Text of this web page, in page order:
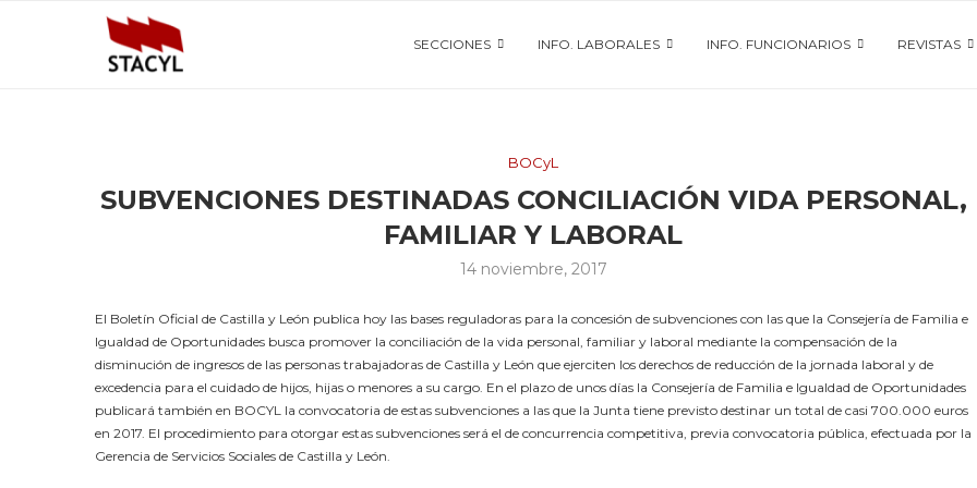
SECCIONES INFO. LABORALES INFO. FUNCIONARIOS REVISTAS
BOCyL
SUBVENCIONES DESTINADAS CONCILIACIÓN VIDA PERSONAL,
FAMILIAR Y LABORAL
14 noviembre, 2017
El Boletín Oficial de Castilla y León publica hoy las bases reguladoras para la concesión de subvenciones con las que la Consejería de Familia e
Igualdad de Oportunidades busca promover la conciliación de la vida personal, familiar y laboral mediante la compensación de la
disminución de ingresos de las personas trabajadoras de Castilla y León que ejerciten los derechos de reducción de la jornada laboral y de
excedencia para el cuidado de hijos, hijas o menores a su cargo. En el plazo de unos días la Consejería de Familia e Igualdad de Oportunidades
publicará también en BOCYL la convocatoria de estas subvenciones a las que la Junta tiene previsto destinar un total de casi 700.000 euros
en 2017. El procedimiento para otorgar estas subvenciones será el de concurrencia competitiva, previa convocatoria pública, efectuada por la
Gerencia de Servicios Sociales de Castilla y León.